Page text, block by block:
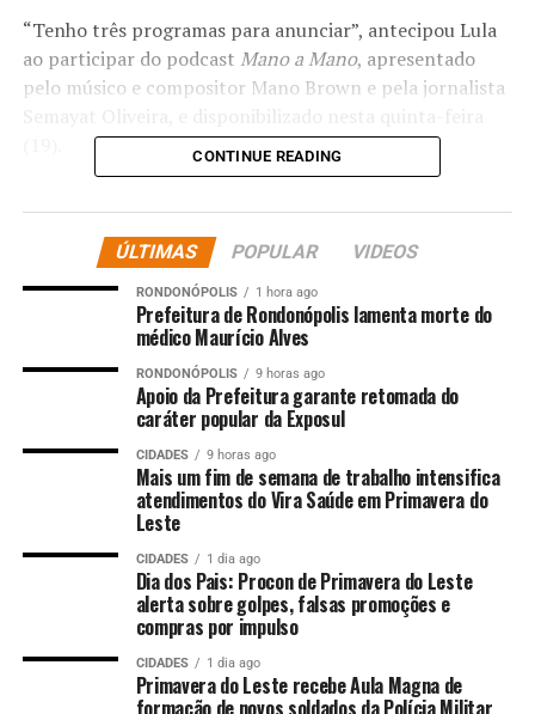
“Tenho três programas para anunciar”, antecipou Lula
ao participar do podcast Mano a Mano, apresentado
pelo músico e compositor Mano Brown e pela jornalista
sua casinha e você não quer uma casa nova; você quer
fazer um quarto, quer fazer um banheiro novo. Então, a
gente vai abrir linha de crédito para a reforma de casa”,
disse Lula, que também mencionou a
federal de entregar 3 milhões de novas unidades
habitacionais do Minha Casa, Minha Vidaaté o fim de seu
atual mandato, em dezembro de 2026.
“[Também] vou abrir uma
linha de crédito para
financiar moto elétrica
para os entregadores de
alimentos neste país. “E
vamos anunciar gás de
CONTINUE READING
ÚLTIMAS POPULAR VIDEOS
RONDONÓPOLIS 1 hora ago
Prefeitura de Rondonópolis lamenta morte do
médico Maurício Alves
RONDONÓPOLIS 9 horas ago
Apoio da Prefeitura garante retomada do
caráter popular da Exposul
CIDADES 9 horas ago
Mais um fim de semana de trabalho intensifica
atendimentos do Vira Saúde em Primavera do
Leste
CIDADES 1 dia ago
Dia dos Pais: Procon de Primavera do Leste
alerta sobre golpes, falsas promoções e
compras por impulso
CIDADES 1 dia ago
Primavera do Leste recebe Aula Magna de
formação de novos soldados da Polícia Militar